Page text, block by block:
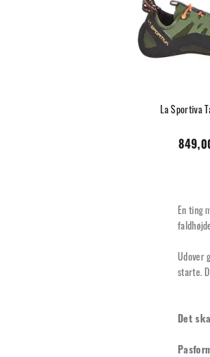
La Sportiva
En ting
Udover
starte.
Det